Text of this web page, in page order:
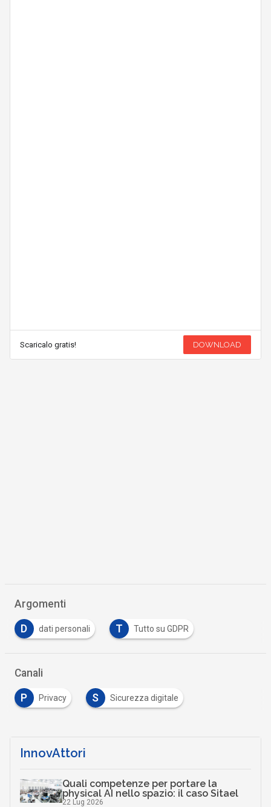
Scaricalo gratis! DOWNLOAD
Argomenti
D dati personali T Tutto su GDPR
Canali
P Privacy S Sicurezza digitale
InnovAttori
Quali competenze per portare la
physical AI nello spazio: il caso Sitael
22 Lug 2026